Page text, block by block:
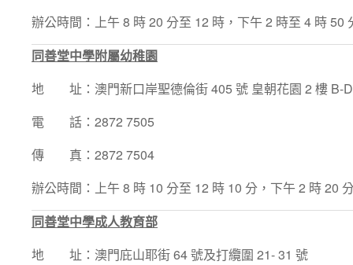
辦公時間：上午 8 時 20 分至 12 時，下午 2 時至 4 時 50
同善堂中學附屬幼稚園
地 址：澳門新口岸聖德倫街 405 號 皇朝花園 2 樓 B-
電 話：2872 7505
傳 真：2872 7504
辦公時間：上午 8 時 10 分至 12 時 10 分，下午 2 時 20
同善堂中學成人教育部
地 址：澳門庇山耶街 64 號及打纜圍 21- 31 號